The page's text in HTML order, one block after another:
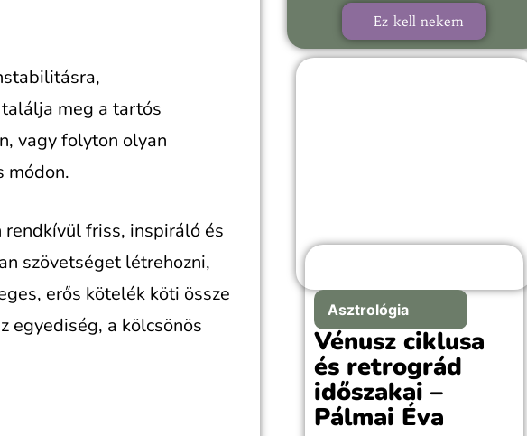
meg a tartós
vagy folyton olyan
módon.
rendkívül friss, inspiráló és
szövetséget létrehozni,
erős kötelék köti össze
egyediség, a kölcsönös
Ez kell nekem
Asztrológia
Vénusz ciklusa
és retrográd
időszakai –
Pálmai Éva